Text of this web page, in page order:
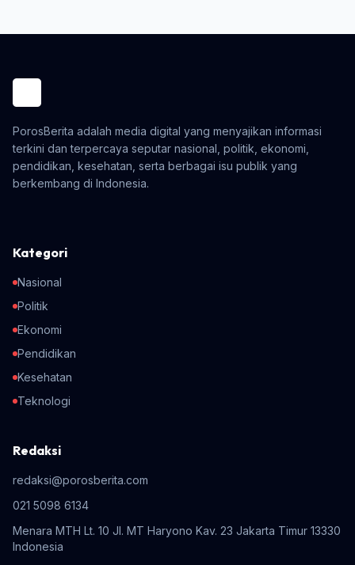
PorosBerita adalah media digital yang menyajikan informasi
terkini dan terpercaya seputar nasional, politik, ekonomi,
pendidikan, kesehatan, serta berbagai isu publik yang
berkembang di Indonesia.
Kategori
Nasional
Politik
Ekonomi
Pendidikan
Kesehatan
Teknologi
Redaksi
redaksi@porosberita.com
021 5098 6134
Menara MTH Lt. 10 Jl. MT Haryono Kav. 23 Jakarta Timur 13330
Indonesia